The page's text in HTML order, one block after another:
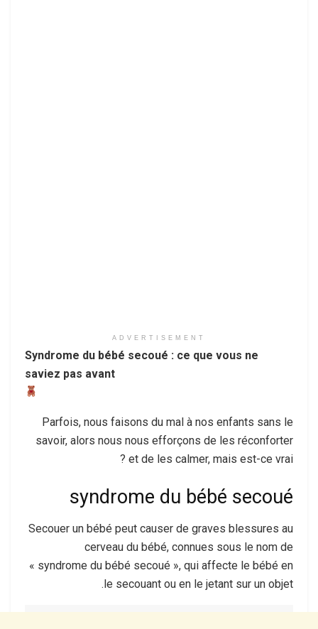
ADVERTISEMENT
Syndrome du bébé secoué : ce que vous ne
saviez pas avant
Parfois, nous faisons du mal à nos enfants sans le
savoir, alors nous nous efforçons de les réconforter
et de les calmer, mais est-ce vrai ?
syndrome du bébé secoué
Secouer un bébé peut causer de graves blessures au
cerveau du bébé, connues sous le nom de
« syndrome du bébé secoué », qui affecte le bébé en
le secouant ou en le jetant sur un objet.